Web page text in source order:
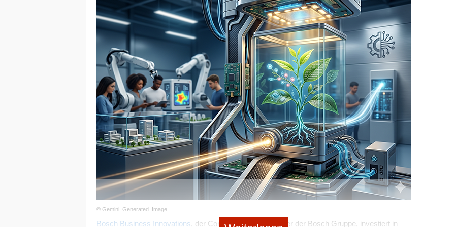
Auch psychologisch bringt das Entlastung – Sie trennen gedanklich früher zwischen „privat“
und „unternehmerisch“. Das hilft, Entscheidungen sachlicher zu treffen und die Firma von
Beginn an professionell aufzubauen.
Diese Flexibilität ist besonders wertvoll, wenn mehrere Aufgaben gleichzeitig laufen und Sie
nicht jedes Mal über Zahlungsprozesse nachdenken möchten.
Im nächsten Schritt wird es noch entscheidender: Denn sobald sich geschäftliche und private
Ausgaben vermischen, wird die Buchhaltung schnell unnötig kompliziert.
Situation 2: Wenn klare Trennung von Business- und Privatkosten zählt
Am Anfang wirkt es oft praktisch, geschäftliche Ausgaben einfach mit dem privaten Konto oder
der eigenen Kreditkarte zu bezahlen. Doch bereits nach wenigen Wochen entsteht daraus ein
typisches Gründerproblem:Belege, Abbuchungen und Kosten lassen sich nur noch
schwer sauber zuordnen.
Spätestens beim ersten Austausch mit dem Steuerberater oder bei der Vorbereitung auf die
Umsatzsteuervoranmeldung wird klar: Struktur ist kein Nice-to-have, sondern eine echte
Entlastung im Alltag.
● alle Business-Ausgaben laufen über ein separates Zahlungsmittel
© Gemini_Generated_Image
Bosch Business Innovations, der Corporate Venture Builder der Bosch Gruppe, investiert in